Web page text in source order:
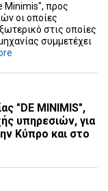
Minimis", προς
οι οποίες
στις οποίες
συμμετέχει
"DE MINIMIS",
υπηρεσιών, για
Κύπρο και στο